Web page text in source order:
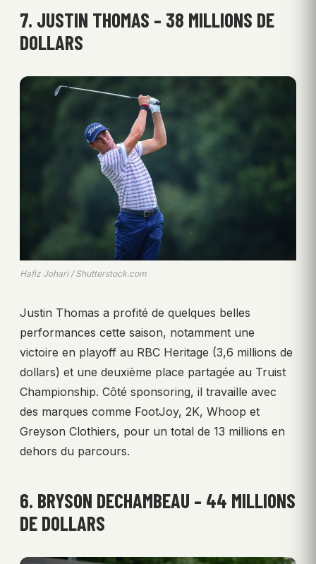
7. JUSTIN THOMAS – 38 MILLIONS DE
DOLLARS
Hafiz Johari / Shutterstock.com
Justin Thomas a profité de quelques belles
performances cette saison, notamment une
victoire en playoff au RBC Heritage (3,6 millions de
dollars) et une deuxième place partagée au Truist
Championship. Côté sponsoring, il travaille avec
des marques comme FootJoy, 2K, Whoop et
Greyson Clothiers, pour un total de 13 millions en
dehors du parcours.
6. BRYSON DECHAMBEAU – 44 MILLIONS
DE DOLLARS